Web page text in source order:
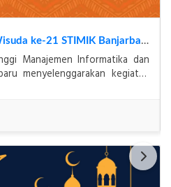
Resmi! STMIK Banjarbaru Raih Akreditasi Institusi Predikat "Baik Sekali" dari BAN-PT
2025 – Sekolah Tinggi
Komputer (STMIK) Banjarbaru